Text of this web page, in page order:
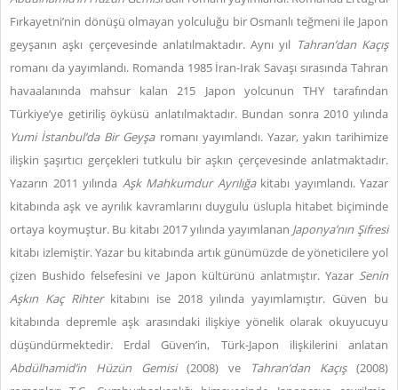
Fırkayetni’nin dönüşü olmayan yolculuğu bir Osmanlı teğmeni ile Japon
geyşanın aşkı çerçevesinde anlatılmaktadır. Aynı yıl Tahran’dan Kaçış
romanı da yayımlandı. Romanda 1985 İran-Irak Savaşı sırasında Tahran
havaalanında mahsur kalan 215 Japon yolcunun THY tarafından
Türkiye’ye getiriliş öyküsü anlatılmaktadır. Bundan sonra 2010 yılında
Yumi İstanbul’da Bir Geyşaromanı yayımlandı. Yazar, yakın tarihimize
ilişkin şaşırtıcı gerçekleri tutkulu bir aşkın çerçevesinde anlatmaktadır.
Yazarın 2011 yılında Aşk Mahkumdur Ayrılığakitabı yayımlandı. Yazar
kitabında aşk ve ayrılık kavramlarını duygulu üslupla hitabet biçiminde
ortaya koymuştur. Bu kitabı 2017 yılında yayımlanan Japonya’nın Şifresi
kitabı izlemiştir. Yazar bu kitabında artık günümüzde de yöneticilere yol
çizen Bushido felsefesini ve Japon kültürünü anlatmıştır. Yazar Senin
Aşkın Kaç Rihterkitabını ise 2018 yılında yayımlamıştır. Güven bu
kitabında depremle aşk arasındaki ilişkiye yönelik olarak okuyucuyu
düşündürmektedir. Erdal Güven’in, Türk-Japon ilişkilerini anlatan
Abdülhamid’in Hüzün Gemisi (2008) ve Tahran’dan Kaçış(2008)